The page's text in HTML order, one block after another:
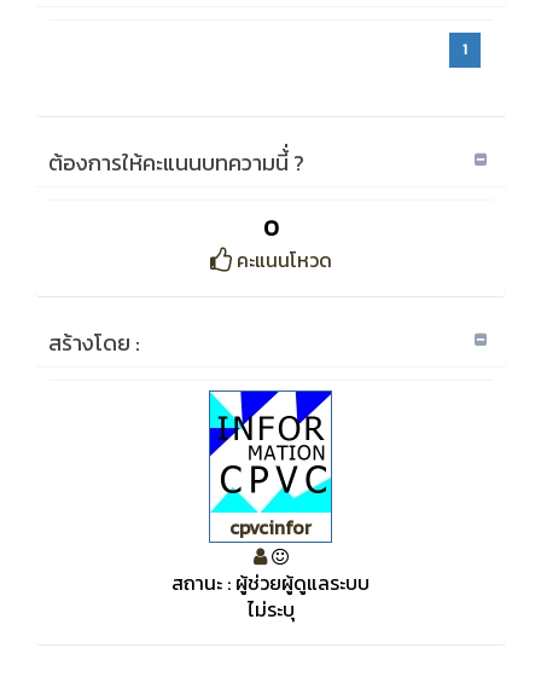
1
ต้องการให้คะแนนบทความนี้่ ?
0
คะแนนโหวด
สร้างโดย :
cpvcinfor
สถานะ : ผู้ช่วยผู้ดูแลระบบ
ไม่ระบุ